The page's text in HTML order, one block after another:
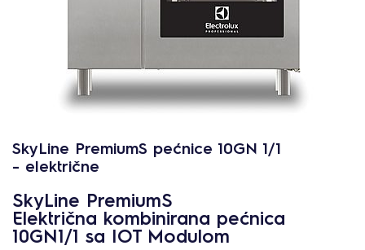
SkyLine PremiumS pećnice 10GN 1/1
- električne
SkyLine PremiumS
Električna kombinirana pećnica
10GN1/1 sa IOT Modulom